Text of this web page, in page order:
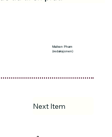
Maiken Pham
(redaksjonen)
Next Item